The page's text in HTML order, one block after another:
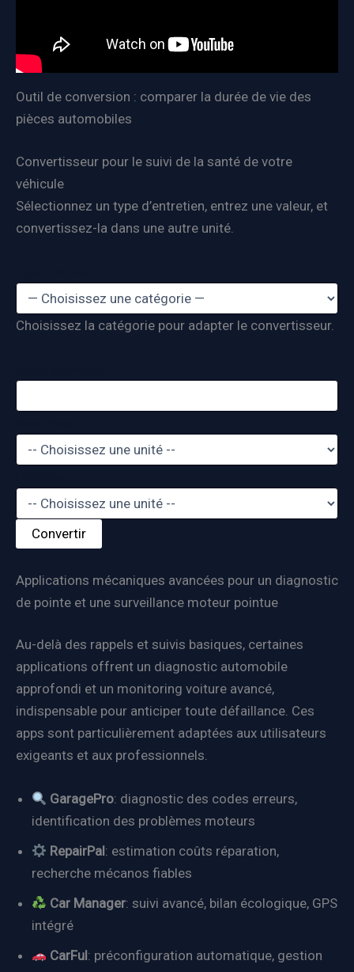
Outil de conversion : comparer la durée de vie des
pièces automobiles
Convertisseur pour le suivi de la santé de votre
véhicule
Sélectionnez un type d’entretien, entrez une valeur, et
convertissez-la dans une autre unité.
Choisissez la catégorie pour adapter le convertisseur.
Convertir
Applications mécaniques avancées pour un diagnostic
de pointe et une surveillance moteur pointue
Au-delà des rappels et suivis basiques, certaines
applications offrent un diagnostic automobile
approfondi et un monitoring voiture avancé,
indispensable pour anticiper toute défaillance. Ces
apps sont particulièrement adaptées aux utilisateurs
exigeants et aux professionnels.
GaragePro: diagnostic des codes erreurs,
identification des problèmes moteurs
RepairPal: estimation coûts réparation,
recherche mécanos fiables
Car Manager: suivi avancé, bilan écologique, GPS
intégré
CarFul: préconfiguration automatique, gestion